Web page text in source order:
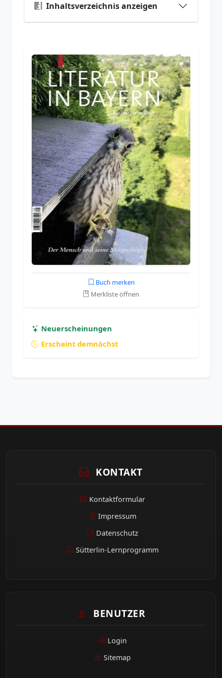
Inhaltsverzeichnis anzeigen
Buch merken
Merkliste öffnen
Neuerscheinungen
Erscheint demnächst
KONTAKT
Kontaktformular
Impressum
Datenschutz
Sütterlin-Lernprogramm
BENUTZER
Login
Sitemap